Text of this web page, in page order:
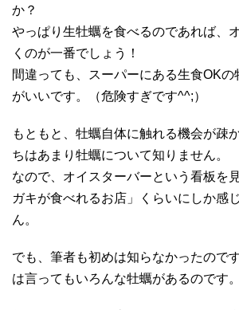
か？
やっぱり生牡蠣を食べるのであれば、
くのが一番でしょう！
間違っても、スーパーにある生食OKの
がいいです。（危険すぎです^^;）
もともと、牡蠣自体に触れる機会が疎
ちはあまり牡蠣について知りません。
なので、オイスターバーという看板を
ガキが食べれるお店」くらいにしか感
ん。
でも、筆者も初めは知らなかったので
は言ってもいろんな牡蠣があるのです。